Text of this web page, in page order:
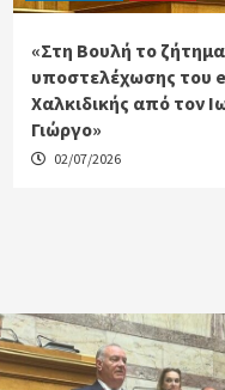
«Στη Βουλή το
υποστελέχωσης του
Χαλκιδικής από τον
Γιώργο»
02/07/2026